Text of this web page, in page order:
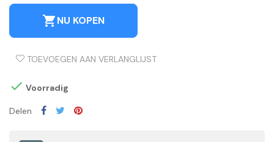
shopping_cartNU KOPEN
TOEVOEGEN AAN VERLANGLIJST
 Voorradig
Delen